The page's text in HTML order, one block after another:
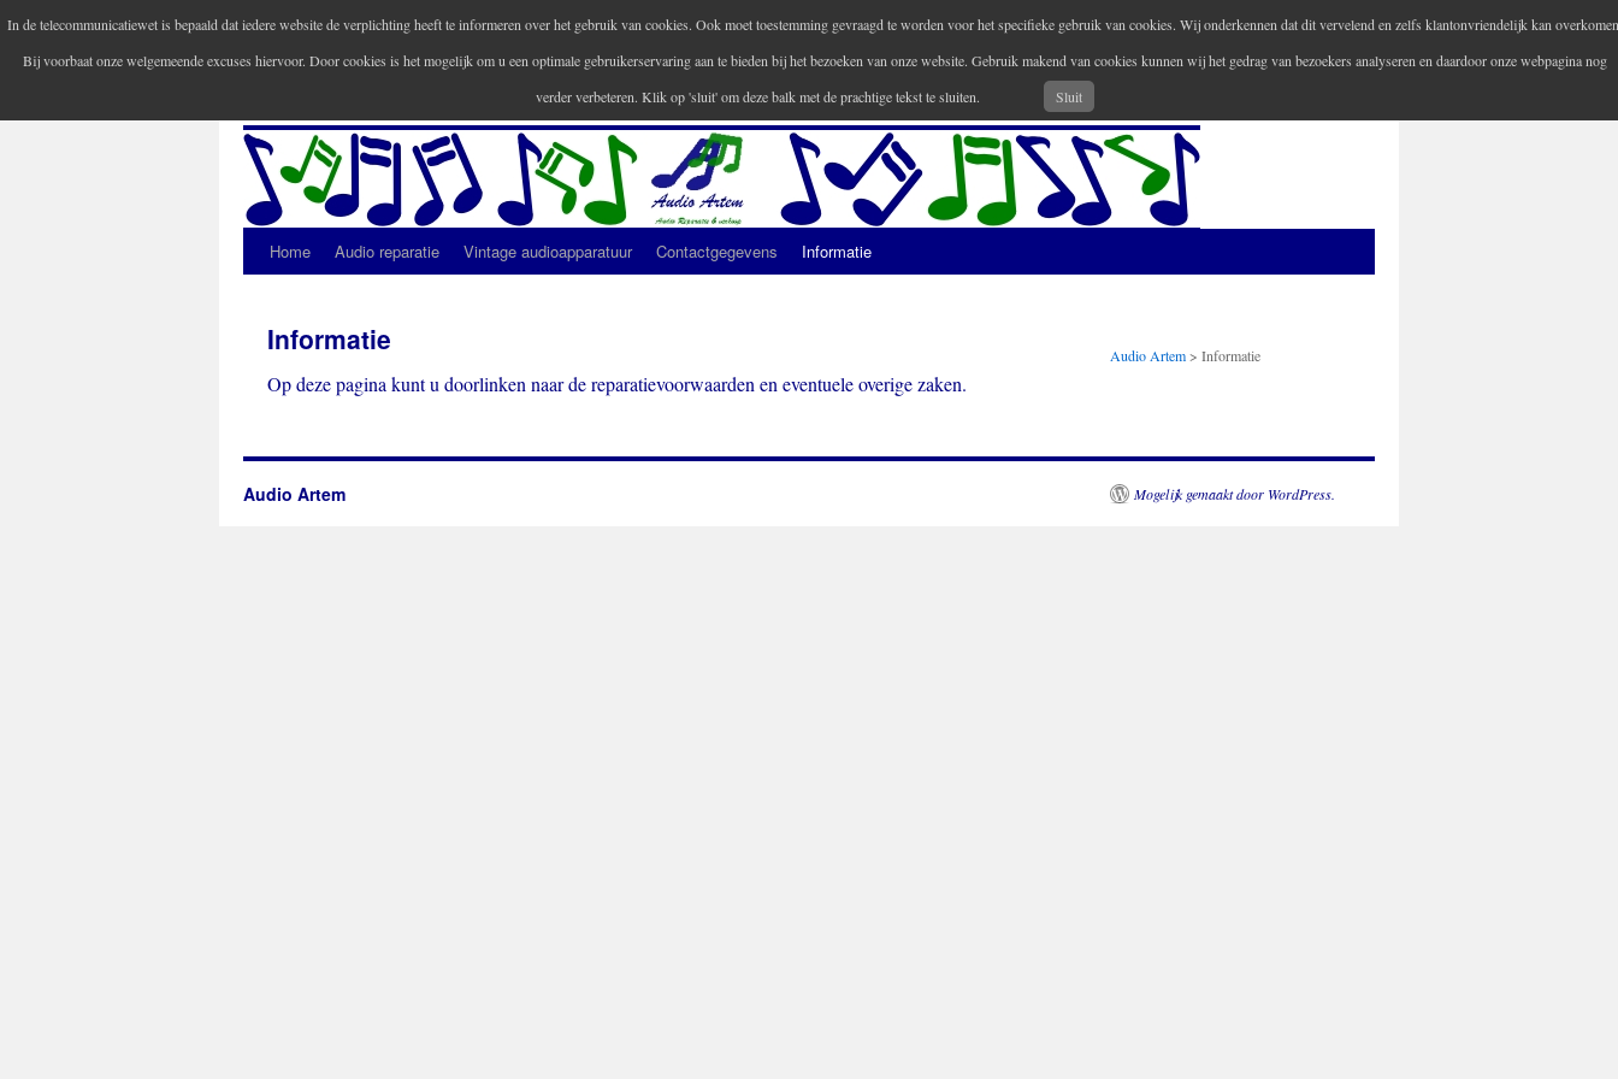
Audio Artem
Spring
inhoud
Home Audio reparatie Vintage audioapparatuur Contactgegevens Informatie
Informatie
Op deze pagina kunt u doorlinken naar de reparatievoorwaarden en eventuele overige zaken.
Audio Artem> Informatie
Audio Artem Mogelijk gemaakt door WordPress.
In de telecommunicatiewet is bepaald dat iedere website de verplichting heeft te informeren over het gebruik van cookies. Ook moet toestemming gevraagd te worden voor het specifieke gebruik van cookies. Wij onderkennen dat dit vervelend en zelfs klantonvriendelijk kan
Bij voorbaat onze welgemeende excuses hiervoor. Door cookies is het mogelijk om u een optimale gebruikerservaring aan te bieden bij het bezoeken van onze website. Gebruik makend van cookies kunnen wij het gedrag van bezoekers analyseren en daardoor onze webpagina nog
verder verbeteren. Klik op 'sluit' om deze balk met de prachtige tekst te sluiten.
Sluit